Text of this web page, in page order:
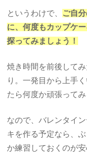
というわけで、 ご自
に、何度もカップケ
探ってみましょう！
焼き時間を前後して
り。一発目から上手
たら何度か頑張って
なので、バレンタイ
キを作る予定なら、
か練習しておくのが安